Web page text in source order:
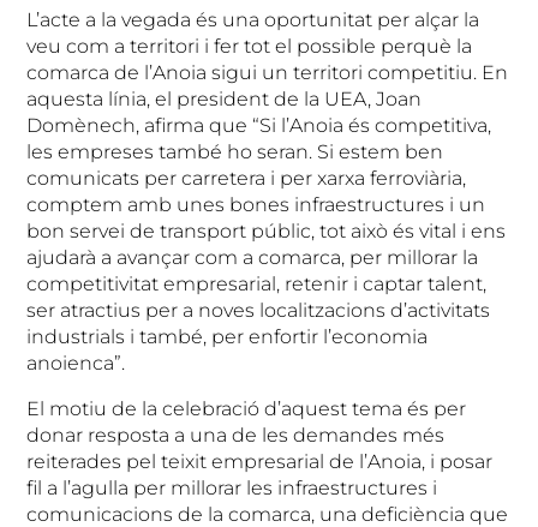
L’acte a la vegada és una oportunitat per alçar la
veu com a territori i fer tot el possible perquè la
comarca de l’Anoia sigui un territori competitiu. En
aquesta línia, el president de la UEA, Joan
Domènech, afirma que “Si l’Anoia és competitiva,
les empreses també ho seran. Si estem ben
comunicats per carretera i per xarxa ferroviària,
comptem amb unes bones infraestructures i un
bon servei de transport públic, tot això és vital i ens
ajudarà a avançar com a comarca, per millorar la
competitivitat empresarial, retenir i captar talent,
ser atractius per a noves localitzacions d’activitats
industrials i també, per enfortir l’economia
anoienca”.
El motiu de la celebració d’aquest tema és per
donar resposta a una de les demandes més
reiterades pel teixit empresarial de l’Anoia, i posar
fil a l’agulla per millorar les infraestructures i
comunicacions de la comarca, una deficiència que